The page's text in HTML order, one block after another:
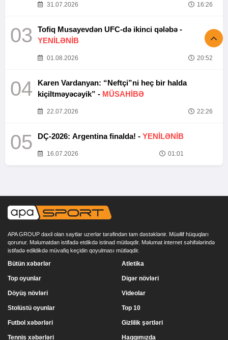
31.07.2026 16:26
03
Tofiq Musayevdən UFC-də ikinci qələbə -
YENİLƏNİB
01.08.2026 20:52
04
Karen Vardanyan: “Neftçi”ni heç bir halda
kiçiltməyəcəyik” - MÜSAHİBƏ
22.07.2026 22:26
05 DÇ-2026: Argentina finalda! - YENİLƏNİB
16.07.2026 01:01
APA GROUP daxil olan saytlar uzerlər tərəfindən tam dəstəklənir. Müəllif hüquqları
qorunur. Məlumatdan istifadə etdikdə istinad mütləqdir. Məlumat internet səhifələrində
istifadə edildikdə müvafiq keçidin qoyulması mütləqdir.
Bütün xəbərlər
Top oyunlar
Döyüş növləri
Stolüstü oyunlar
Atletika
Digər növləri
Videolar
Top 10
Futbol xəbərləri
Tennis xəbərləri
Gizlilik şərtləri
Haqqımızda